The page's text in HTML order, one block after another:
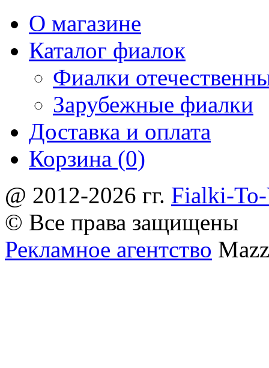
О магазине
Каталог фиалок
Фиалки
Зарубежные фиалки
Доставка и оплата
Корзина (0)
@ 2012-2026 гг. Fialki-
© Все права защищены
Рекламное агентство